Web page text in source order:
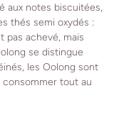
aux notes biscuitées,
thés semi oxydés :
pas achevé, mais
se distingue
les Oolong sont
tout au